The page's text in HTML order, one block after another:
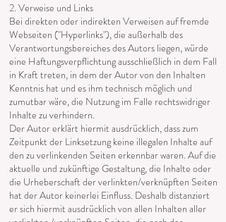
2. Verweise und Links
Bei direkten oder indirekten Verweisen auf fremde
Webseiten ("Hyperlinks"), die außerhalb des
Verantwortungsbereiches des Autors liegen, würde
eine Haftungsverpflichtung ausschließlich in dem Fall
in Kraft treten, in dem der Autor von den Inhalten
Kenntnis hat und es ihm technisch möglich und
zumutbar wäre, die Nutzung im Falle rechtswidriger
Inhalte zu verhindern.
Der Autor erklärt hiermit ausdrücklich, dass zum
Zeitpunkt der Linksetzung keine illegalen Inhalte auf
den zu verlinkenden Seiten erkennbar waren. Auf die
aktuelle und zukünftige Gestaltung, die Inhalte oder
die Urheberschaft der verlinkten/verknüpften Seiten
hat der Autor keinerlei Einfluss. Deshalb distanziert
er sich hiermit ausdrücklich von allen Inhalten aller